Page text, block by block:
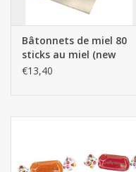
Bâtonnets de miel 80
sticks au miel (new
packaging)
€13,40